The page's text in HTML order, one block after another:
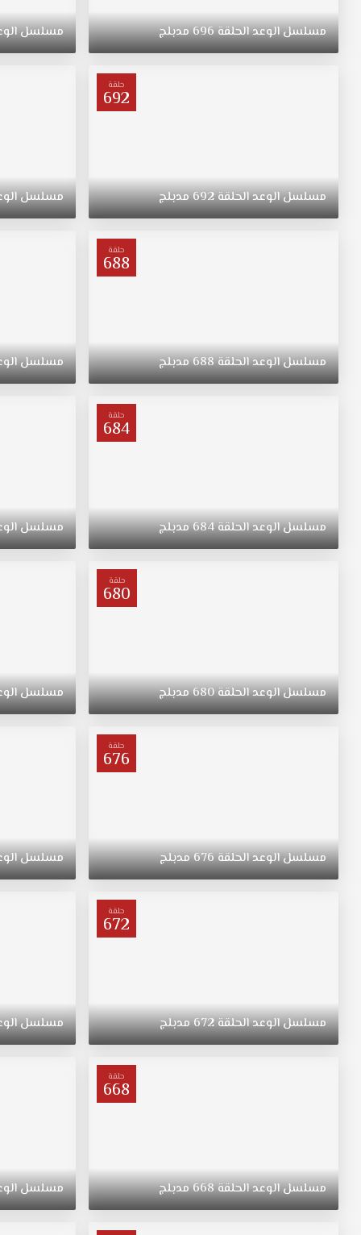
التي
ولدت
في
مدبلج
الحلقة
تبقى
"ريهان"
583
مدبلج
قصة
متواضعة
وشابة
وجميلة
بعد
وفاة
مسلسلالوعدالحلقة696مدبلج مسلسل
حلقة
692
مسلسلالوعدالحلقة692مدبلج مسلسل
حلقة
688
مسلسلالوعدالحلقة688مدبلج مسلسل
حلقة
684
مسلسلالوعدالحلقة684مدبلج مسلسل
حلقة
680
مسلسلالوعدالحلقة680مدبلج مسلسل
حلقة
676
مسلسلالوعدالحلقة676مدبلج مسلسل
حلقة
672
مسلسلالوعدالحلقة672مدبلج مسلسل
حلقة
668
مسلسلالوعدالحلقة668مدبلج مسلسل